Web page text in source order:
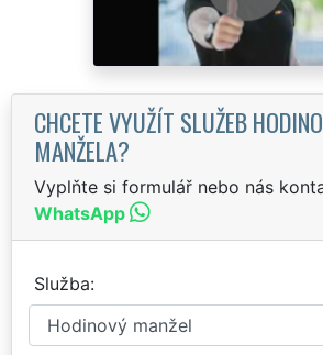
CHCETE VYUŽÍT SLUŽEB
MANŽELA?
Vyplňte si formulář nebo nás
WhatsApp
Služba